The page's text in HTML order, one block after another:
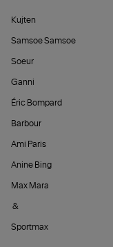
Kujten
Samsoe Samsoe
Soeur
Ganni
Éric Bompard
Barbour
Ami Paris
Anine Bing
Max Mara
&
Sportmax